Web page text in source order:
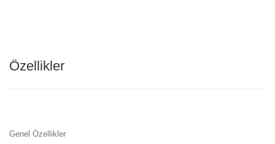
Özellikler
Genel Özellikler